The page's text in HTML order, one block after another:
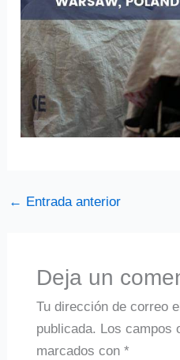
← Entrada anterior
Deja un
Tu dirección de correo
publicada. Los campos
marcados con *